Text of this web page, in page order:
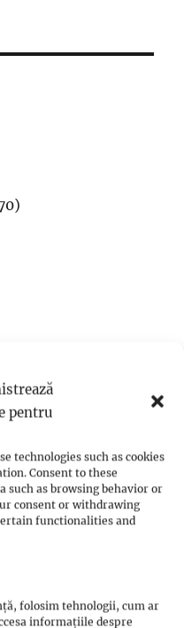
pentru
technologies such as cookies
Consent to these
such as browsing behavior or
consent or withdrawing
functionalities and
folosim tehnologii, cum ar
informațiile despre